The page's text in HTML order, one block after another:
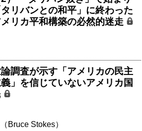
タリバンとの和平」に終わった
リカ平和構築の必然的迷走
調査が示す「アメリカの民主
」を信じていないアメリカ国
Bruce Stokes）